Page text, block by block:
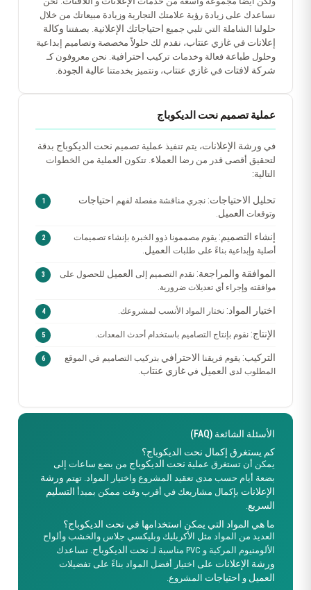
نساعدك على زيادة رؤية علامتك التجارية وزيادة مبيعاتك من خلال
حلولنا الشاملة التي تلبي جميع احتياجاتك الإعلانية. بصفتنا وكالة
إعلانات في غازي عنتاب، نقدم لك حلولاً مخصصة وتصاميم إبداعية
وحلول طباعة فعالة وخدمات تركيب احترافية. نحن معروفون كـ
شركة لافتات في غازي عنتاب، ونتميز بخدمتنا عالية الجودة.
عملية تصميم نحت الديكوباج
في ورشة الإعلانات، يتم تنفيذ عملية تصميم نحت الديكوباج بدقة
لتحقيق أقصى قدر من رضا العملاء. تتكون العملية من الخطوات
التالية:
تحليل الاحتياجات: نجري مناقشة مفصلة لفهم احتياجات
وتوقعات العميل.
إنشاء التصميم: يقوم مصممونا ذوو الخبرة بإنشاء تصميمات
أصلية وإبداعية بناءً على طلبات العميل.
الموافقة والمراجعة: نقدم التصميم إلى العميل للحصول على
موافقته وإجراء أي تعديلات ضرورية.
اختيار المواد: نختار المواد الأنسب لمشروعك.
الإنتاج: نقوم بإنتاج التصاميم باستخدام أحدث المعدات.
التركيب: يقوم فريقنا الاحترافي بتركيب التصاميم في الموقع
المطلوب لدى العميل في غازي عنتاب.
الأسئلة الشائعة (FAQ)
كم يستغرق إكمال نحت الديكوباج؟
يمكن أن تستغرق عملية نحت الديكوباج من بضع ساعات إلى
بضعة أيام حسب مدى تعقيد المشروع واختيار المواد. تهتم ورشة
الإعلانات بإكمال مشاريعك في أقرب وقت ممكن بمبدأ التسليم
السريع.
ما هي المواد التي يمكن استخدامها في نحت الديكوباج؟
العديد من المواد مثل الأكريليك وبليكسي جلاس والخشب وألواح
الألومنيوم المركبة و PVC مناسبة لـ
نحت الديكوباج. تساعدك
ورشة الإعلانات على اختيار أفضل المواد بناءً على تفضيلات
العميل و احتياجات المشروع.